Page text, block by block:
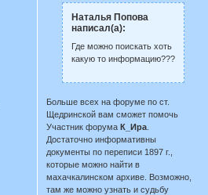
Наталья Попова
написал(а):
Где можно поискать хоть
какую то информацию???
Больше всех на форуме по ст.
Щедринской вам сможет помочь
Участник форумаК_Ира
Достаточно информативны
документы по переписи 1897 г.,
которые можно найти в
махачкалинском архиве. Возможно,
там же можно узнать и судьбу